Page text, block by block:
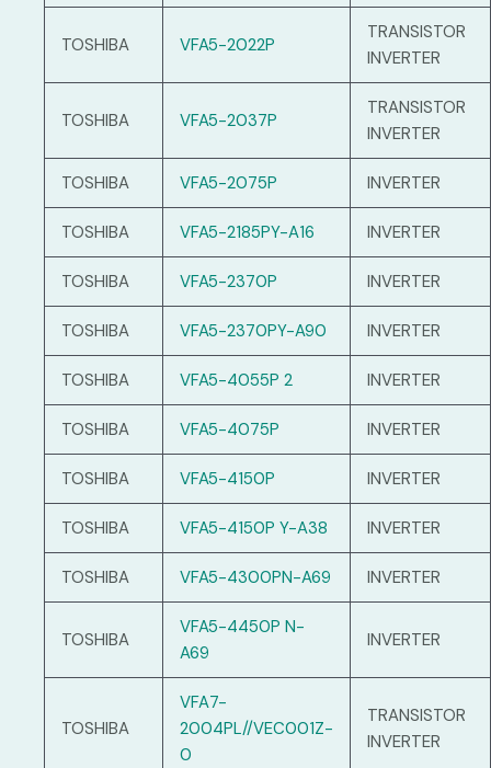
TOSHIBA VFA5-2022P
TRANSISTOR
INVERTER
TOSHIBA VFA5-2037P
TRANSISTOR
INVERTER
TOSHIBA VFA5-2075P INVERTER
TOSHIBA VFA5-2185PY-A16 INVERTER
TOSHIBA VFA5-2370P INVERTER
TOSHIBA VFA5-2370PY-A90 INVERTER
TOSHIBA VFA5-4055P 2 INVERTER
TOSHIBA VFA5-4075P INVERTER
TOSHIBA VFA5-4150P INVERTER
TOSHIBA VFA5-4150P Y-A38 INVERTER
TOSHIBA VFA5-4300PN-A69 INVERTER
TOSHIBA
VFA5-4450P N-
A69
INVERTER
TOSHIBA
VFA7-
2004PL//VEC001Z-
0
TRANSISTOR
INVERTER